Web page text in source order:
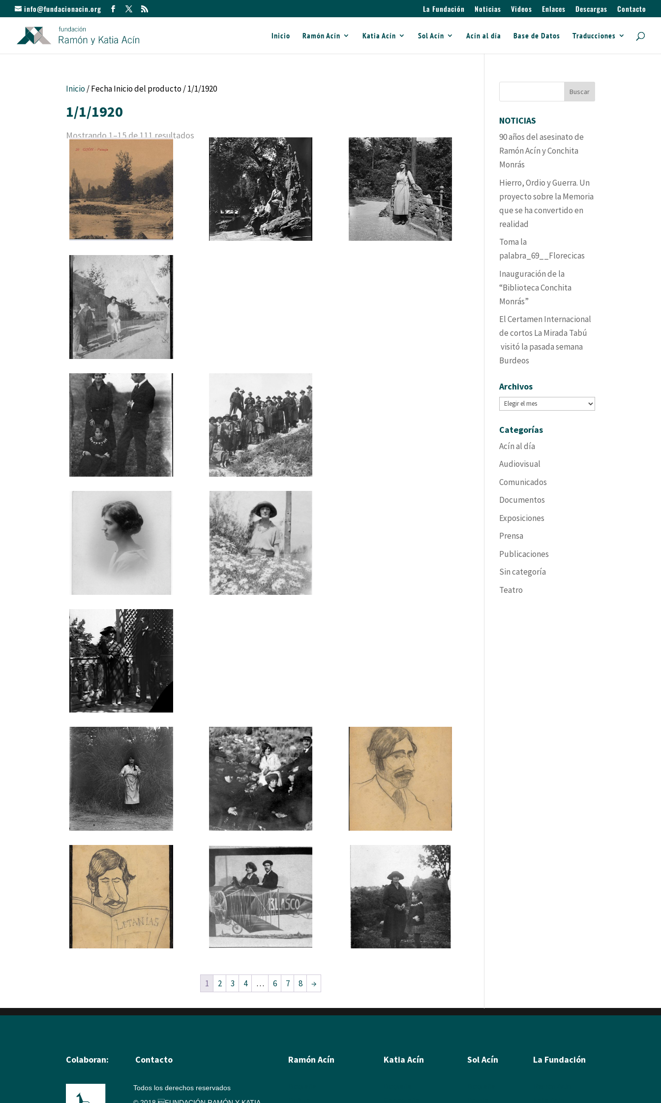
info@fundacionacin.org La Fundación Noticias Videos Enlaces Descargas Contacto
Inicio Ramón Acín Katia Acín Sol Acín Acín al día Base de Datos Traducciones
Inicio/ Fecha Inicio del producto / 1/1/1920
1/1/1920
Mostrando 1–15 de 111 resultados
1 2 3 4 … 6 7 8 →
NOTICIAS
90 años del asesinato de
Ramón Acín y Conchita
Monrás
Hierro, Ordio y Guerra. Un
proyecto sobre la Memoria
que se ha convertido en
realidad
Toma la
palabra_69__Florecicas
Inauguración de la
“Biblioteca Conchita
Monrás”
El Certamen Internacional
de cortos La Mirada Tabú
visitó la pasada semana
Burdeos
Archivos
Archivos
Categorías
Acín al día
Audiovisual
Comunicados
Documentos
Exposiciones
Prensa
Publicaciones
Sin categoría
Teatro
Colaboran: Contacto
Todos los derechos reservados
Ramón Acín Katia Acín Sol Acín La Fundación